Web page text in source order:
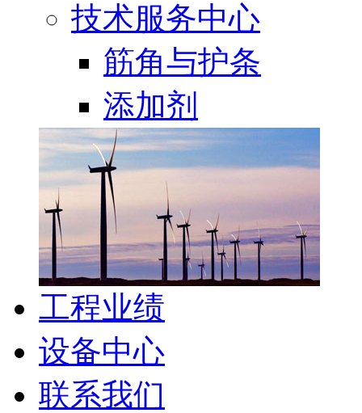
技术服务中心
筋角与护条
添加剂
工程业绩
设备中心
联系我们